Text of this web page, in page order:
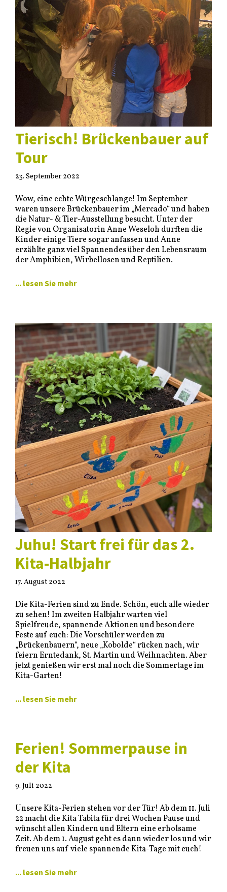
Tierisch! Brückenbauer auf
Tour
23. September 2022
Wow, eine echte Würgeschlange! Im September
waren unsere Brückenbauer im „Mercado“ und haben
die Natur- & Tier-Ausstellung besucht. Unter der
Regie von Organisatorin Anne Weseloh durften die
Kinder einige Tiere sogar anfassen und Anne
erzählte ganz viel Spannendes über den Lebensraum
der Amphibien, Wirbellosen und Reptilien.
... lesen Sie mehr
Juhu! Start frei für das 2.
Kita-Halbjahr
17. August 2022
Die Kita-Ferien sind zu Ende. Schön, euch alle wieder
zu sehen! Im zweiten Halbjahr warten viel
Spielfreude, spannende Aktionen und besondere
Feste auf euch: Die Vorschüler werden zu
„Brückenbauern“, neue „Kobolde“ rücken nach, wir
feiern Erntedank, St. Martin und Weihnachten. Aber
jetzt genießen wir erst mal noch die Sommertage im
Kita-Garten!
... lesen Sie mehr
Ferien! Sommerpause in
der Kita
9. Juli 2022
Unsere Kita-Ferien stehen vor der Tür! Ab dem 11. Juli
22 macht die Kita Tabita für drei Wochen Pause und
wünscht allen Kindern und Eltern eine erholsame
Zeit. Ab dem 1. August geht es dann wieder los und wir
freuen uns auf viele spannende Kita-Tage mit euch!
... lesen Sie mehr